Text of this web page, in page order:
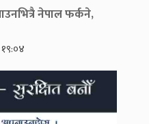
नेपाल फर्कने,